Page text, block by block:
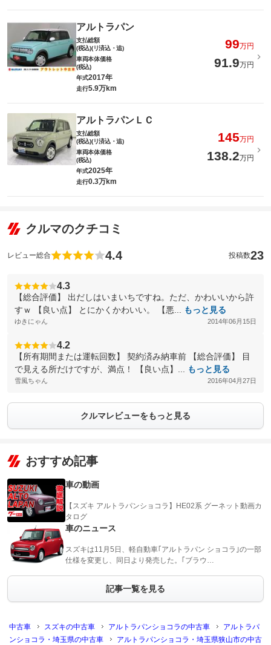
アルトラパン
支払総額
(税込)(リ済込・追)
99万円
車両本体価格
(税込)
91.9万円
年式2017年
走行5.9万km
アルトラパンＬＣ
支払総額
(税込)(リ済込・追)
145万円
車両本体価格
(税込)
138.2万円
年式2025年
走行0.3万km
クルマのクチコミ
レビュー総合 4.4 投稿数23
4.3
【総合評価】 出だしはいまいちですね。ただ、かわいいから許
すｗ 【良い点】 とにかくかわいい。 【悪...
もっと見る
ゆきにゃん 2014年06月15日
4.2
【所有期間または運転回数】 契約済み納車前 【総合評価】 目
で見える所だけですが、満点！ 【良い点】...
もっと見る
雪風ちゃん 2016年04月27日
クルマレビューをもっと見る
おすすめ記事
車の動画
【スズキ アルトラパンショコラ】HE02系 グーネット動画カ
タログ
車のニュース
スズキは11月5日、軽自動車｢アルトラパン ショコラ｣の一部
仕様を変更し、同日より発売した。｢ブラウ…
記事一覧を見る
中古車 スズキの中古車 アルトラパンショコラの中古車
アルトラパ
ンショコラ・埼玉県の中古車
アルトラパンショコラ・埼玉県狭山市の中古